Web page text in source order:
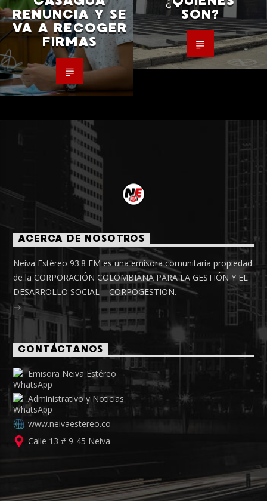
RENUNCIA Y SE
VA A RECOGER
FIRMAS
SON?
ACERCA DE NOSOTROS
Neiva Estéreo 93.8 FM es una emisora comunitaria propiedad
de la CORPORACIÓN COLOMBIANA PARA LA GESTIÓN Y EL
DESARROLLO SOCIAL – CORPOGESTION.
CONTÁCTANOS
Emisora Neiva Estéreo
Administrativo y Noticias
www.neivaestereo.co
Calle 13 # 9-45 Neiva